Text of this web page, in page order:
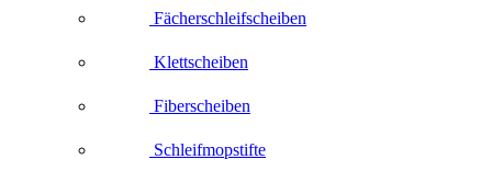
Fächerschleifscheiben
Klettscheiben
Fiberscheiben
Schleifmopstifte